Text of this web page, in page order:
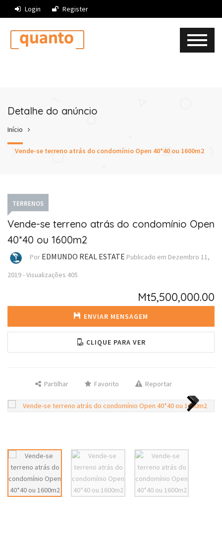
Login Register
Detalhe do anúncio
Início
Vende-se terreno atrás do condomínio Open 40*40 ou 1600m2
TERRENOS
Vende-se terreno atrás do condomínio Open
40*40 ou 1600m2
Por EDMUNDO REAL ESTATE Publicado em Dezembro 11,
2019-Visualizações 405
Mt5,500,000.00
ENVIAR MENSAGEM
CLIQUE PARA VER
Partilhar Favorito Reportar